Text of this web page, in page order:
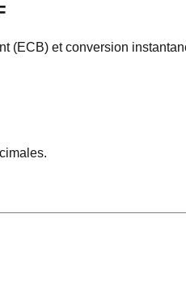
(ECB) et conversion